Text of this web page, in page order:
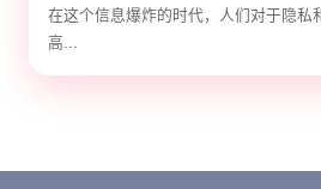
在这个信息爆炸的时代，人们对于隐私
高...